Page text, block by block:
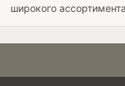
широкого